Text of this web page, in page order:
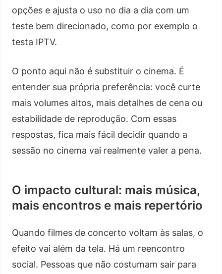
opções e ajusta o uso no dia a dia com um
teste bem direcionado, como por exemplo o
testa IPTV.
O ponto aqui não é substituir o cinema. É
entender sua própria preferência: você curte
mais volumes altos, mais detalhes de cena ou
estabilidade de reprodução. Com essas
respostas, fica mais fácil decidir quando a
sessão no cinema vai realmente valer a pena.
O impacto cultural: mais música,
mais encontros e mais repertório
Quando filmes de concerto voltam às salas, o
efeito vai além da tela. Há um reencontro
social. Pessoas que não costumam sair para